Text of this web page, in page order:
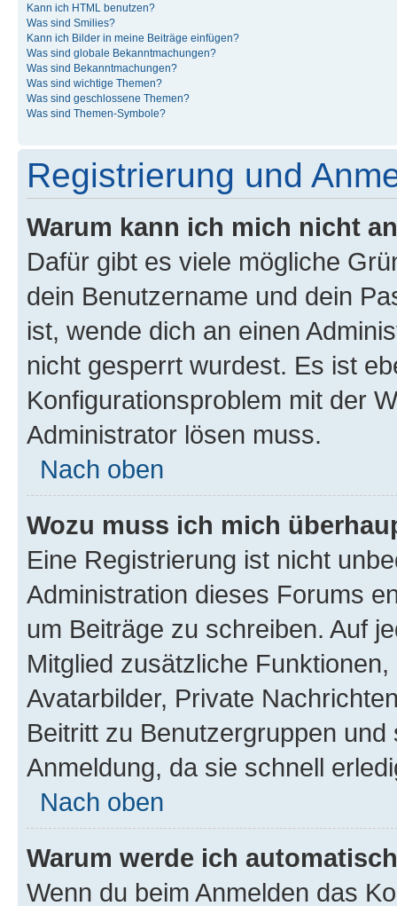
Kann ich HTML benutzen?
Was sind Smilies?
Kann ich Bilder in meine Beiträge einfügen?
Was sind globale Bekanntmachungen?
Was sind Bekanntmachungen?
Was sind wichtige Themen?
Was sind geschlossene Themen?
Was sind Themen-Symbole?
Registrierung und
Warum kann ich mich nicht
Dafür gibt es viele mögliche
dein Benutzername und dein
ist, wende dich an einen
nicht gesperrt wurdest. Es ist
Konfigurationsproblem mit der
Administrator lösen muss.
Nach oben
Wozu muss ich mich
Eine Registrierung ist nicht
Administration dieses Forums
um Beiträge zu schreiben. Auf
Mitglied zusätzliche
Avatarbilder, Private
Beitritt zu Benutzergruppen
Anmeldung, da sie schnell
Nach oben
Warum werde ich
Wenn du beim Anmelden das